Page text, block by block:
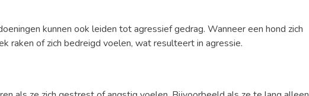
kunnen ook leiden tot agressief gedrag. Wanneer een hond zich
raken of zich bedreigd voelen, wat resulteert in agressie.